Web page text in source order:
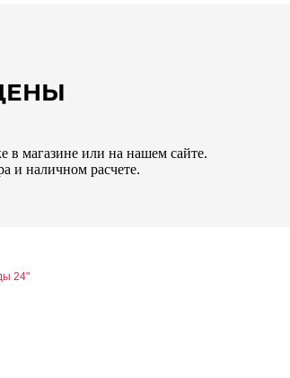
в магазине или на нашем сайте.
и наличном расчете.
24"